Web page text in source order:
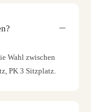
Wahl zwischen
PK 3 Sitzplatz.